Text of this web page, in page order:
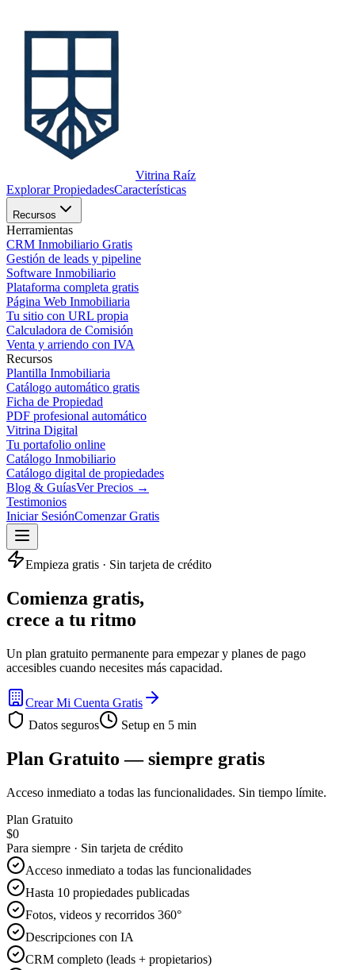
Vitrina Raíz
Explorar PropiedadesCaracterísticas
Recursos
Herramientas
CRM Inmobiliario Gratis
Gestión de leads y pipeline
Software Inmobiliario
Plataforma completa gratis
Página Web Inmobiliaria
Tu sitio con URL propia
Calculadora de Comisión
Venta y arriendo con IVA
Recursos
Plantilla Inmobiliaria
Catálogo automático gratis
Ficha de Propiedad
PDF profesional automático
Vitrina Digital
Tu portafolio online
Catálogo Inmobiliario
Catálogo digital de propiedades
Blog & GuíasVer Precios →
Testimonios
Iniciar SesiónComenzar Gratis
Empieza gratis · Sin tarjeta de crédito
Comienza gratis,
crece a tu ritmo
Un plan gratuito permanente para empezar y planes de pago
accesibles cuando necesites más capacidad.
Crear Mi Cuenta Gratis
Datos seguros
Setup en 5 min
Plan Gratuito — siempre gratis
Acceso inmediato a todas las funcionalidades. Sin tiempo límite.
Plan Gratuito
$0
Para siempre · Sin tarjeta de crédito
Acceso inmediato a todas las funcionalidades
Hasta 10 propiedades publicadas
Fotos, videos y recorridos 360°
Descripciones con IA
CRM completo (leads + propietarios)